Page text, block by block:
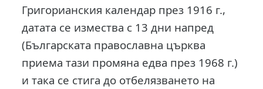
Григорианския календар през 1916 г.,
датата се измества с 13 дни напред
(Българската православна църква
приема тази промяна едва през 1968 г.)
и така се стига до отбелязването на